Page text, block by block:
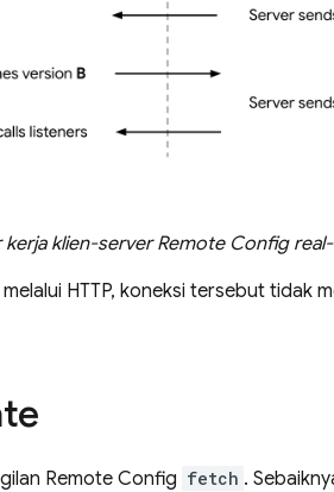
kerja klien-serverRemote Config
HTTP, koneksi tersebut tidak
Remote Config fetch .